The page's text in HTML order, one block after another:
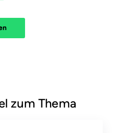
zum Thema